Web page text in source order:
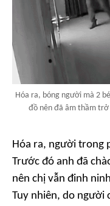
Hóa ra, bóng người mà 2
đồ nên đã âm thầm trở
Hóa ra, người trong
Trước đó anh đã
nên chị vẫn đinh
Tuy nhiên, do người